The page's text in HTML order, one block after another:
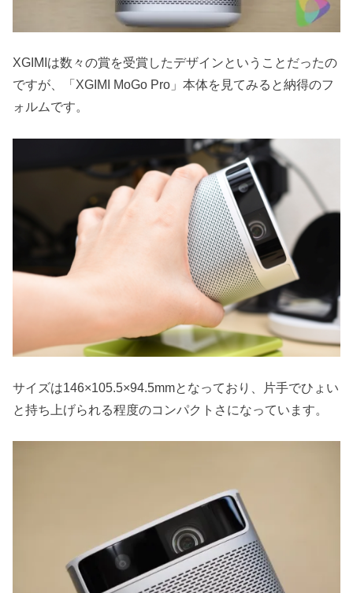
XGIMIは数々の賞を受賞したデザインということだったの
ですが、「XGIMI MoGo Pro」本体を見てみると納得のフ
ォルムです。
サイズは146×105.5×94.5mmとなっており、片手でひょい
と持ち上げられる程度のコンパクトさになっています。